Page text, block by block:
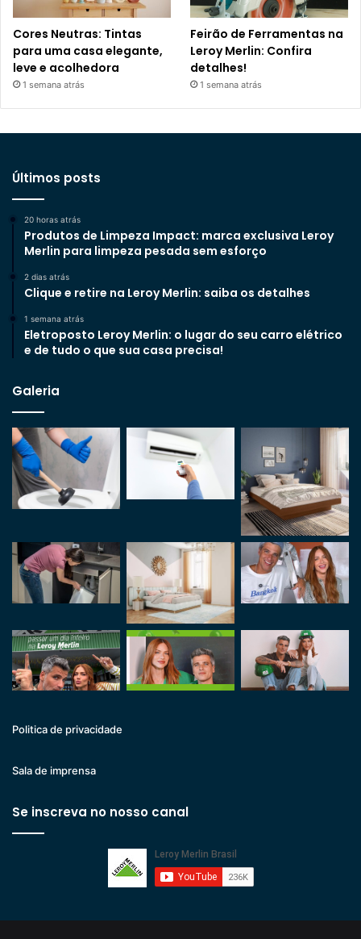
Cores Neutras: Tintas
para uma casa elegante,
leve e acolhedora
1 semana atrás
Feirão de Ferramentas na
Leroy Merlin: Confira
detalhes!
1 semana atrás
Últimos posts
20 horas atrás
Produtos de Limpeza Impact: marca exclusiva Leroy
Merlin para limpeza pesada sem esforço
2 dias atrás
Clique e retire na Leroy Merlin: saiba os detalhes
1 semana atrás
Eletroposto Leroy Merlin: o lugar do seu carro elétrico
e de tudo o que sua casa precisa!
Galeria
Politica de privacidade
Sala de imprensa
Se inscreva no nosso canal